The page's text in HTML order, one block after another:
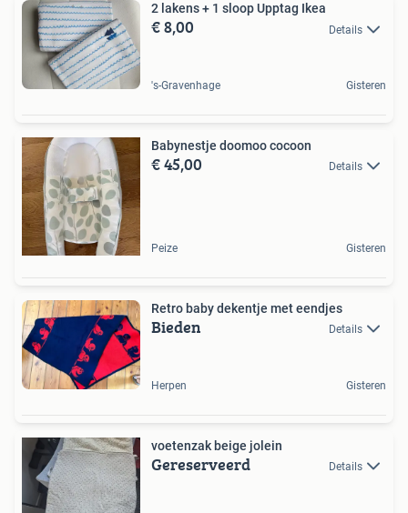
2 lakens + 1 sloop Upptag Ikea
€ 8,00 Details
's-Gravenhage Gisteren
Babynestje doomoo cocoon
€ 45,00 Details
Peize Gisteren
Retro baby dekentje met eendjes
Bieden Details
Herpen Gisteren
voetenzak beige jolein
Gereserveerd Details